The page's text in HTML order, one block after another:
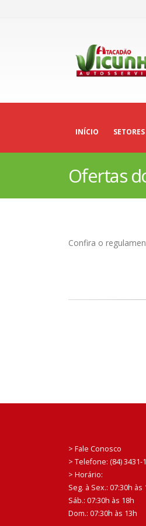
INÍCIO SETORES
Ofertas
Confira o
> Fale Conosco
> Telefone: (84) 3431-
> Horário:
Seg. à Sex.: 07:30h às
Sáb.: 07:30h às 18h
Dom.: 07:30h às 13h